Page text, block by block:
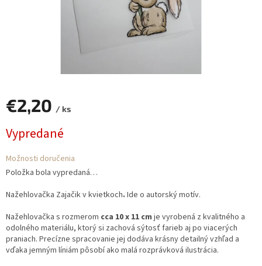
€2,20 / ks
cena:
Vypredané
Možnosti doručenia
Položka bola vypredaná…
Nažehlovačka Zajačik v kvietkoch. Ide o autorský motív.
Nažehlovačka s rozmerom cca 10 x 11 cm je vyrobená z kvalitného a
odolného materiálu, ktorý si zachová sýtosť farieb aj po viacerých
praniach. Precízne spracovanie jej dodáva krásny detailný vzhľad a
vďaka jemným líniám pôsobí ako malá rozprávková ilustrácia.